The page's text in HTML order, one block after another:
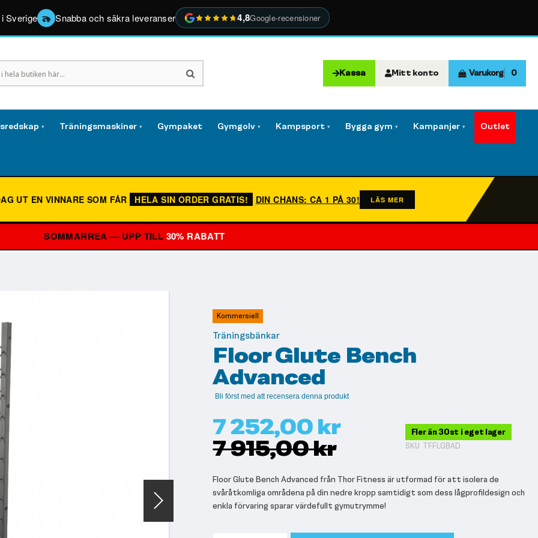
Sverige Snabba och säkra leveranser 4,8Google-recensioner
Kassa Mitt konto Varukorg 0
▾ Träningsmaskiner ▾ Gympaket Gymgolv ▾ Kampsport ▾ Bygga gym ▾ Kampanjer ▾ Outlet
UT EN VINNARE SOM FÅR HELA SIN ORDER GRATIS! DIN CHANS: CA 1 PÅ 30! LÄS MER
SOMMARREA — UPP TILL 30% RABATT
Kommersiell
Träningsbänkar
Floor Glute Bench
Advanced
Bli först med att recensera denna produkt
7 252,00 kr
7 915,00 kr
Fler än 30st i eget lager
SKU TFFLGBAD
Floor Glute Bench Advanced från Thor Fitness är utformad för att isolera de
svåråtkomliga områdena på din nedre kropp samtidigt som dess lågprofildesign och
enkla förvaring sparar värdefullt gymutrymme!